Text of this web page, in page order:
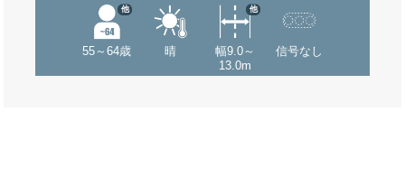
55～64歳
他
晴
幅9.0～
13.0m
他
信号なし